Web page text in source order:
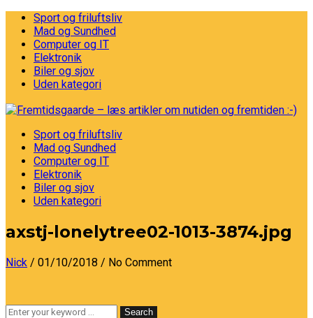
Sport og friluftsliv
Mad og Sundhed
Computer og IT
Elektronik
Biler og sjov
Uden kategori
Sport og friluftsliv
Mad og Sundhed
Computer og IT
Elektronik
Biler og sjov
Uden kategori
axstj-lonelytree02-1013-3874.jpg
Nick / 01/10/2018 / No Comment
Search